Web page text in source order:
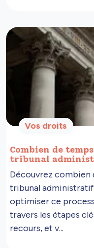
Vos droits
Combien de
tribunal
Découvrez combien
tribunal
optimiser ce
travers les étapes
recours, et v...